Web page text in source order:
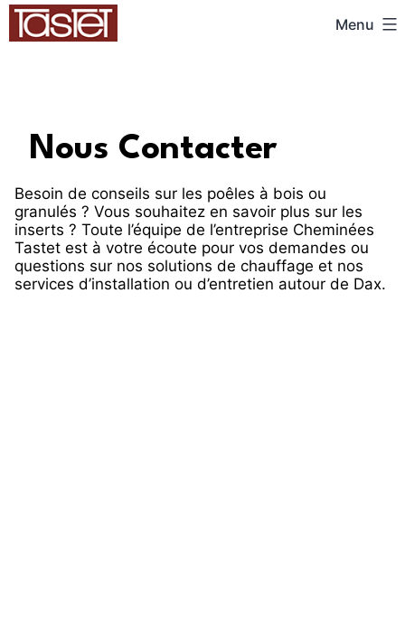
Menu
Nous Contacter
Besoin de conseils sur les poêles à bois ou
granulés ? Vous souhaitez en savoir plus sur les
inserts ? Toute l’équipe de l’entreprise Cheminées
Tastet est à votre écoute pour vos demandes ou
questions sur nos solutions de chauffage et nos
services d’installation ou d’entretien autour de Dax.